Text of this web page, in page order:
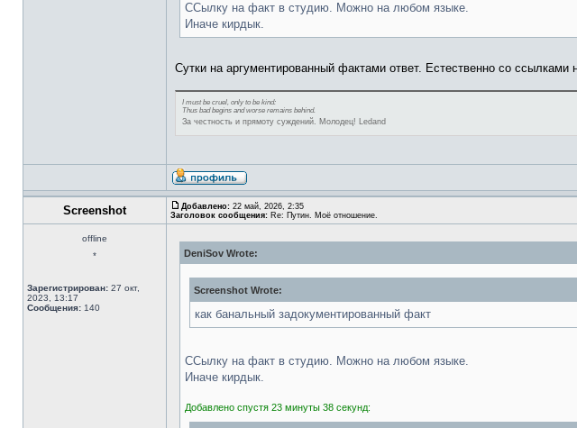
ССылку на факт в студию. Можно на любом языке.
Иначе кирдык.
Сутки на аргументированный фактами ответ. Естественно со ссылками
I must be cruel, only to be kind:
Thus bad begins and worse remains behind.
За честность и прямоту суждений. Молодец! Ledand
Screenshot Добавлено: 22 май, 2026, 2:35
Заголовок сообщения: Re: Путин. Моё отношение.
offline
*
Зарегистрирован: 27 окт,
2023, 13:17
Сообщения: 140
DeniSov Wrote:
Screenshot Wrote:
как банальный задокументированный факт
ССылку на факт в студию. Можно на любом языке.
Иначе кирдык.
Добавлено спустя 23 минуты 38 секунд: